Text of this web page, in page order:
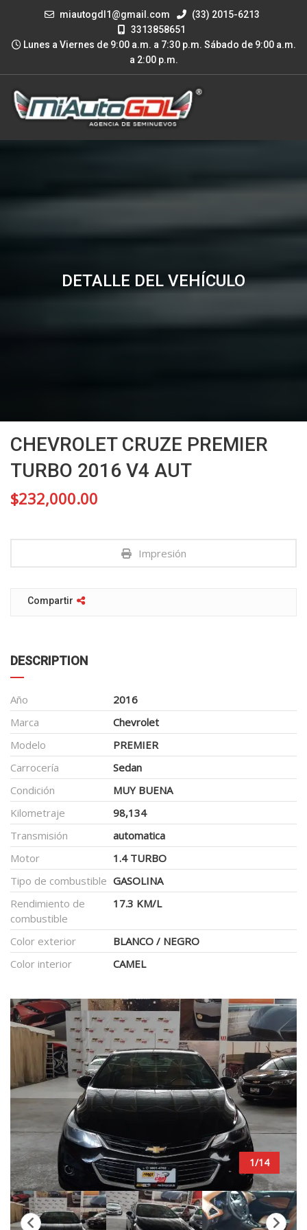
miautogdl1@gmail.com
(33) 2015-6213
3313858651
Lunes a Viernes de 9:00 a.m. a 7:30 p.m. Sábado de 9:00 a.m.
a 2:00 p.m.
DETALLE DEL VEHÍCULO
CHEVROLET CRUZE PREMIER
TURBO 2016 V4 AUT
$232,000.00
Impresión
Compartir
DESCRIPTION
Año
2016
Marca
Chevrolet
Modelo
PREMIER
Carrocería
Sedan
Condición
MUY BUENA
Kilometraje
98,134
Transmisión
automatica
Motor
1.4 TURBO
Tipo de combustible GASOLINA
Rendimiento de
combustible
17.3 KM/L
Color exterior
BLANCO / NEGRO
Color interior
CAMEL
1/14